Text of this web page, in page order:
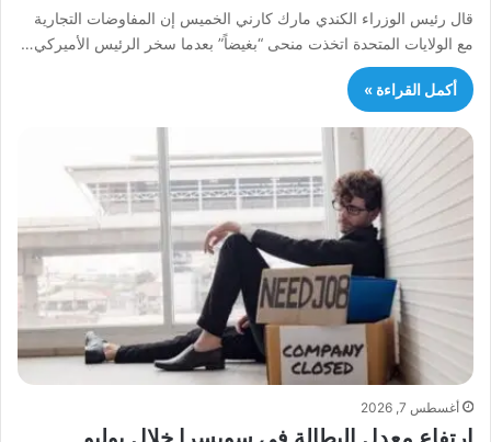
قال رئيس الوزراء الكندي مارك كارني الخميس إن المفاوضات التجارية
مع الولايات المتحدة اتخذت منحى “بغيضاً” بعدما سخر الرئيس الأميركي…
أكمل القراءة »
أغسطس 7, 2026